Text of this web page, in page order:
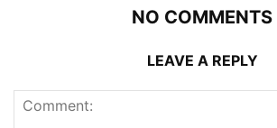
NO COMMENTS
LEAVE A REPLY